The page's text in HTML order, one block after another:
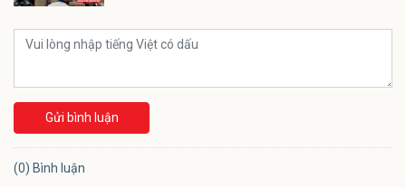
Gửi bình luận
(0) Bình luận